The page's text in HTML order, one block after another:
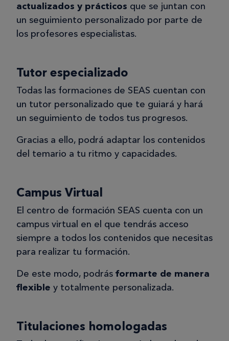
actualizados y prácticos que se juntan con
un seguimiento personalizado por parte de
los profesores especialistas.
Tutor especializado
Todas las formaciones de SEAS cuentan con
un tutor personalizado que te guiará y hará
un seguimiento de todos tus progresos.
Gracias a ello, podrá adaptar los contenidos
del temario a tu ritmo y capacidades.
Campus Virtual
El centro de formación SEAS cuenta con un
campus virtual en el que tendrás acceso
siempre a todos los contenidos que necesitas
para realizar tu formación.
De este modo, podrás formarte de manera
flexible y totalmente personalizada.
Titulaciones homologadas